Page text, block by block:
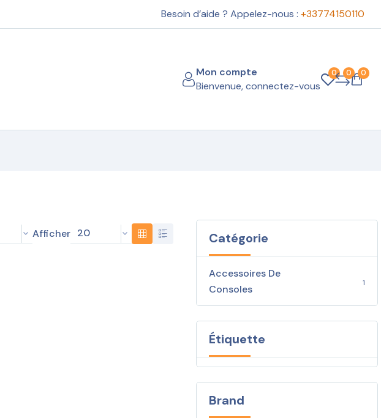
Besoin d’aide ? Appelez-nous : +33774150110
Mon compte
Bienvenue, connectez-vous
0 0 0
Afficher 20 Catégorie
Accessoires De
Consoles
1
Étiquette
Brand